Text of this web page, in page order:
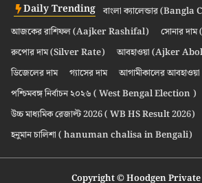
Daily Trending বাংলা ক্যালেন্ডার
আজকের রাশিফল (Aajker Rashifal)
সোনার
রুপোর দাম (Silver Rate)
আবহাওয়া (Ajker
ডিজেলের দাম
গ্যাসের দাম
আগামীকালের আবহাওয়া
পশ্চিমবঙ্গ নির্বাচন ২০২৬ ( West Bengal Election )
উচ্চ মাধ্যমিক রেজাল্ট 2026 ( WB HS Result 2026)
হনুমান চালিশা ( hanuman chalisa in Bengali)
Copyright © Hoodgen